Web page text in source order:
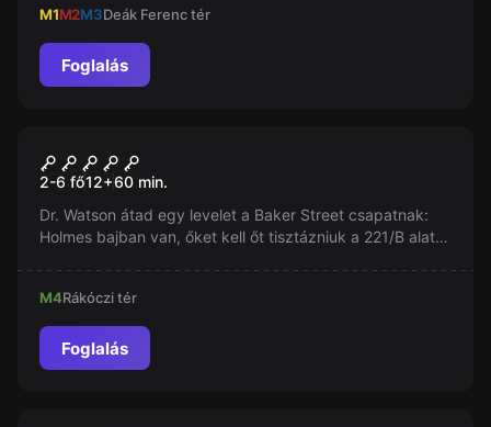
detektívek!
M1M2M3Deák Ferenc tér
Foglalás
Sherlock
2-6 fő12+60 min.
Dr. Watson átad egy levelet a Baker Street csapatnak:
Holmes bajban van, őket kell őt tisztázniuk a 221/B alatti
M4Rákóczi tér
Foglalás